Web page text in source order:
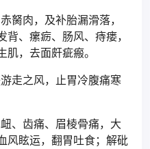
肉，及补胎漏滑落，
、瘰疬、肠风、痔瘘，
，去面皯疵瘢。
走之风，止胃冷腹痛寒
、齿痛、眉棱骨痛，大
风眩运，翻胃吐食；解砒